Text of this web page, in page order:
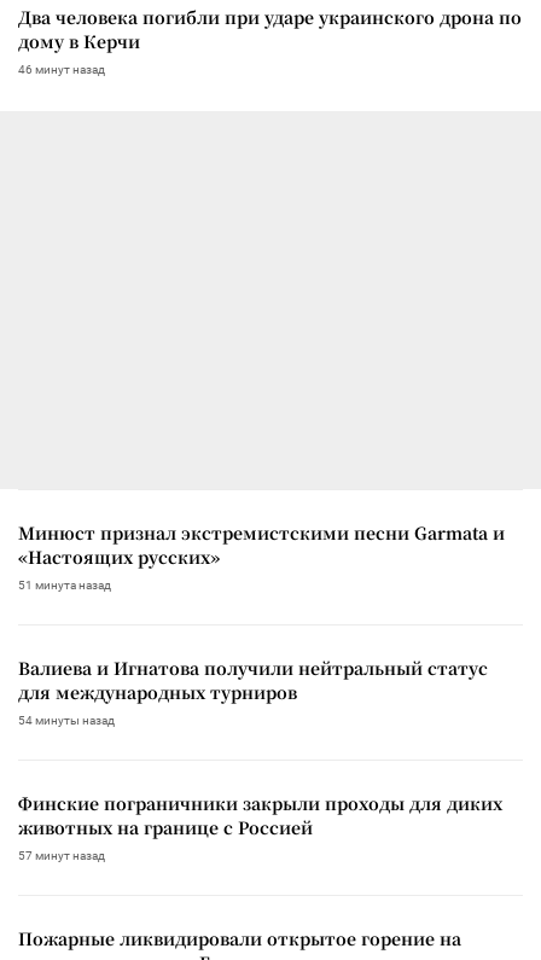
Два человека погибли при ударе украинского дрона по
дому в Керчи
46 минут назад
Минюст признал экстремистскими песни Garmata и
«Настоящих русских»
51 минута назад
Валиева и Игнатова получили нейтральный статус
для международных турниров
54 минуты назад
Финские пограничники закрыли проходы для диких
животных на границе с Россией
57 минут назад
Пожарные ликвидировали открытое горение на